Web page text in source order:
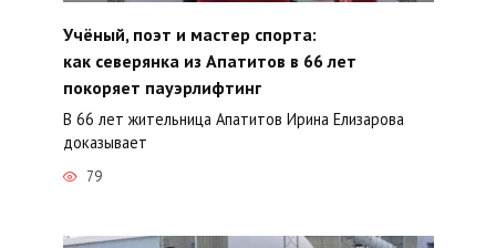
Учёный, поэт и мастер спорта:
как северянка из Апатитов в 66 лет
покоряет пауэрлифтинг
В 66 лет жительница Апатитов Ирина Елизарова
доказывает
79